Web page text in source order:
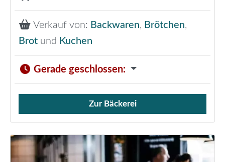
Verkauf von: Backwaren, Brötchen,
Brot und Kuchen
Gerade geschlossen:
Verkauf von Brötchen,
Zur Bäckerei